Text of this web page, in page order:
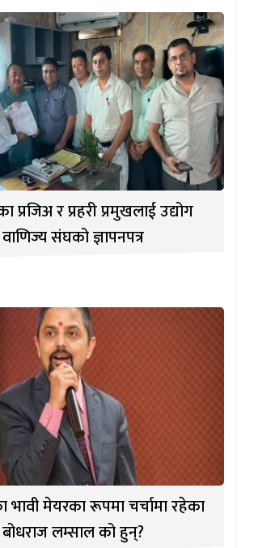
प्रजिअ र प्रहरी प्रमुखलाई उद्योग
वाणिज्य संघको ज्ञापनपत्र
भावी मेयरका रूपमा चर्चामा रहेका
बोधराज लम्साल को हुन्?